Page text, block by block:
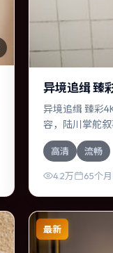
异境追缉 臻
异境追缉 臻彩
容，陆川掌舵
外选择展开连
白耐人寻味。
高清 流畅
4.2万 65个
最新